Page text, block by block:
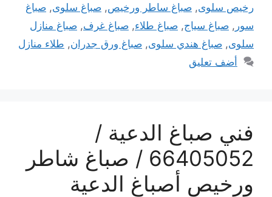
رخيص سلوى, صباغ ساطر ورخيص, صباغ سلوى, صباغ
سور , صباغ سياج, صباغ طلاء, صباغ غرف, صباغ منازل
سلوى, صباغ هندي سلوى, صباغ ورق جدران, طلاء منازل
أضف تعليق
فني صباغ الدعية /
66405052 / صباغ شاطر
ورخيص أصباغ الدعية